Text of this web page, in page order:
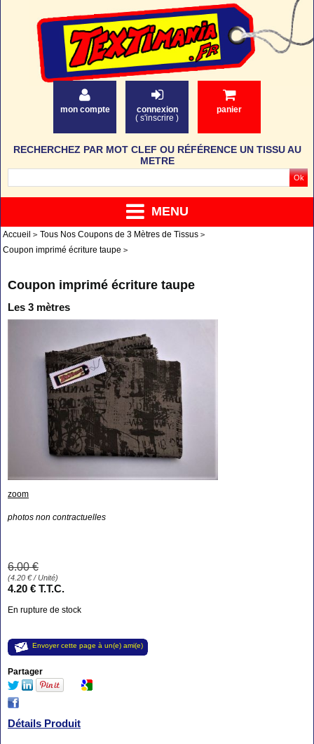
mon compte
connexion
( s'inscrire )
panier
MENU
RECHERCHEZ PAR MOT CLEF OU RÉFÉRENCE UN TISSU AU
METRE
Accueil
Tous Nos Coupons de 3 Mètres de Tissus
Coupon imprimé écriture taupe
Coupon imprimé écriture taupe
Les 3 mètres
zoom
photos non contractuelles
6.00 €
(4.20 €/ Unité)
4.20 € T.T.C.
En rupture de stock
Envoyer cette page à un(e) ami(e)
Partager
Détails Produit